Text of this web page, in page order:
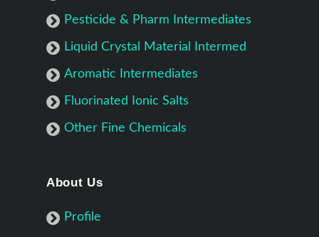
Pesticide & Pharm Intermediates
Liquid Crystal Material Intermed
Aromatic Intermediates
Fluorinated Ionic Salts
Other Fine Chemicals
About Us
Profile